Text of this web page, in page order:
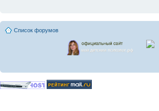
Список форумов